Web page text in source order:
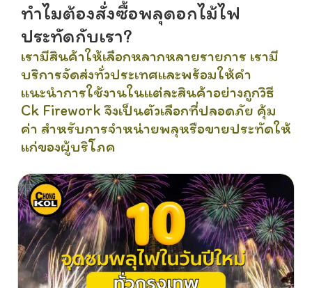
ทำไมต้องสั่งซื้อพลุดอกไม้ไฟ
ประทัดกับเรา?
เรามีสินค้าให้เลือกหลากหลายรายการ เรามี
บริการจัดส่งทั่วประเทศและพร้อมให้คำ
แนะนำการใช้งานในแต่ละสินค้าอย่างถูกวิธี
Ck Firework จึงเป็นตัวเลือกที่ปลอดภัย คุ้ม
ค่า สำหรับการจำหน่ายพลุหรือขายประทัดให้
แก่ของผู้บริโภค